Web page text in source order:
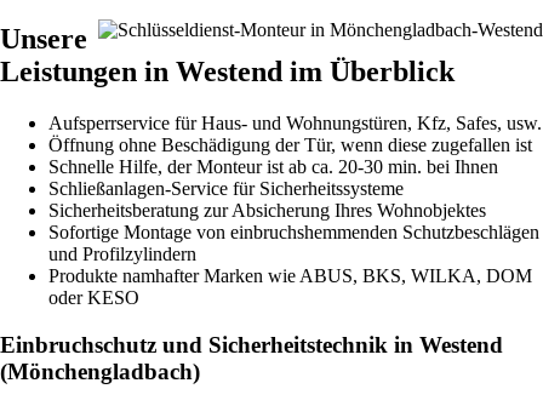
Unsere
Leistungen in Westend im Überblick
Aufsperrservice für Haus- und Wohnungstüren, Kfz, Safes, usw.
Öffnung ohne Beschädigung der Tür, wenn diese zugefallen ist
Schnelle Hilfe, der Monteur ist ab ca. 20-30 min. bei Ihnen
Schließanlagen-Service für Sicherheitssysteme
Sicherheitsberatung zur Absicherung Ihres Wohnobjektes
Sofortige Montage von einbruchshemmenden Schutzbeschlägen
und Profilzylindern
Produkte namhafter Marken wie ABUS, BKS, WILKA, DOM
oder KESO
Einbruchschutz und Sicherheitstechnik in Westend
(Mönchengladbach)